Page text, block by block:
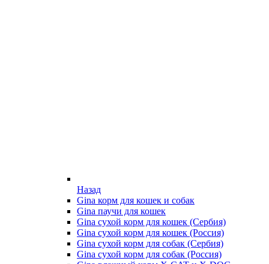
Назад
Gina корм для кошек и собак
Gina паучи для кошек
Gina сухой корм для кошек (Сербия)
Gina сухой корм для кошек (Россия)
Gina сухой корм для собак (Сербия)
Gina сухой корм для собак (Россия)